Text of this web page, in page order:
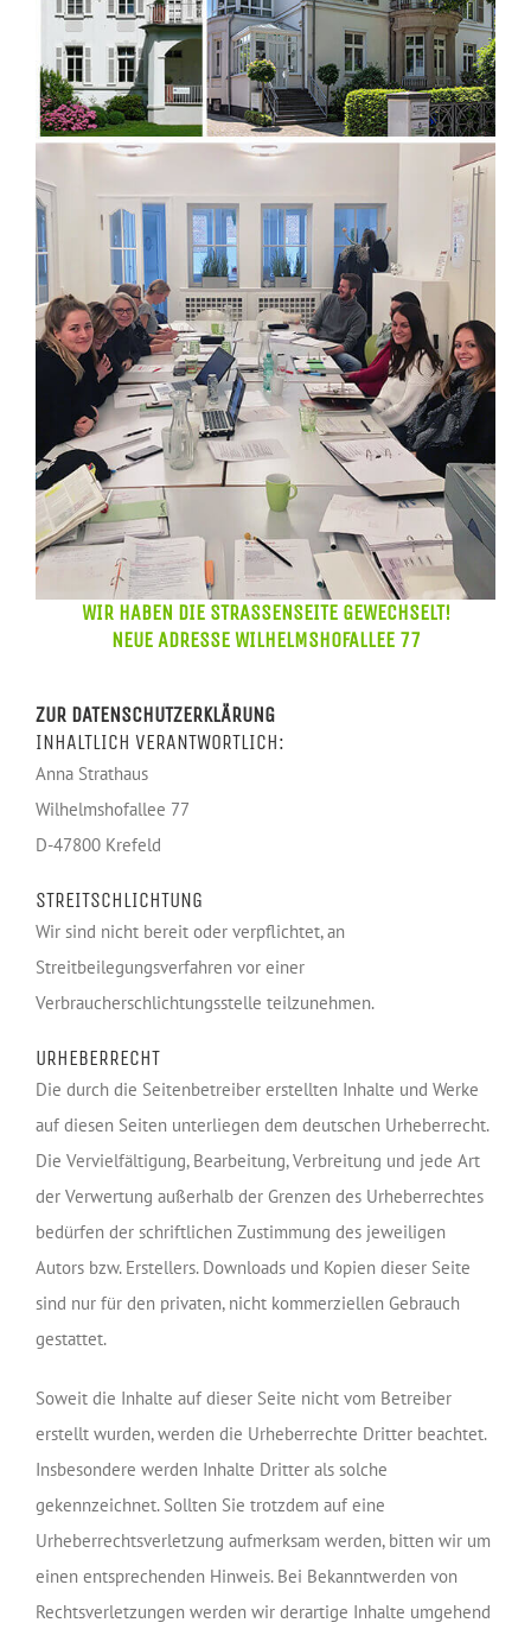
WIR HABEN DIE STRASSENSEITE GEWECHSELT!
NEUE ADRESSE WILHELMSHOFALLEE 77
ZUR DATENSCHUTZERKLÄRUNG
INHALTLICH VERANTWORTLICH:
Anna Strathaus
Wilhelmshofallee 77
D-47800 Krefeld
STREITSCHLICHTUNG
Wir sind nicht bereit oder verpflichtet, an
Streitbeilegungsverfahren vor einer
Verbraucherschlichtungsstelle teilzunehmen.
URHEBERRECHT
Die durch die Seitenbetreiber erstellten Inhalte und Werke
auf diesen Seiten unterliegen dem deutschen Urheberrecht.
Die Vervielfältigung, Bearbeitung, Verbreitung und jede Art
der Verwertung außerhalb der Grenzen des Urheberrechtes
bedürfen der schriftlichen Zustimmung des jeweiligen
Autors bzw. Erstellers. Downloads und Kopien dieser Seite
sind nur für den privaten, nicht kommerziellen Gebrauch
gestattet.
Soweit die Inhalte auf dieser Seite nicht vom Betreiber
erstellt wurden, werden die Urheberrechte Dritter beachtet.
Insbesondere werden Inhalte Dritter als solche
gekennzeichnet. Sollten Sie trotzdem auf eine
Urheberrechtsverletzung aufmerksam werden, bitten wir um
einen entsprechenden Hinweis. Bei Bekanntwerden von
Rechtsverletzungen werden wir derartige Inhalte umgehend